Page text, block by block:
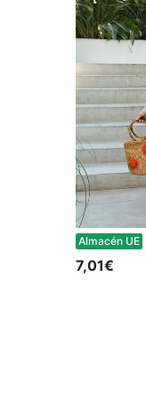
Almacén UE
7,01€